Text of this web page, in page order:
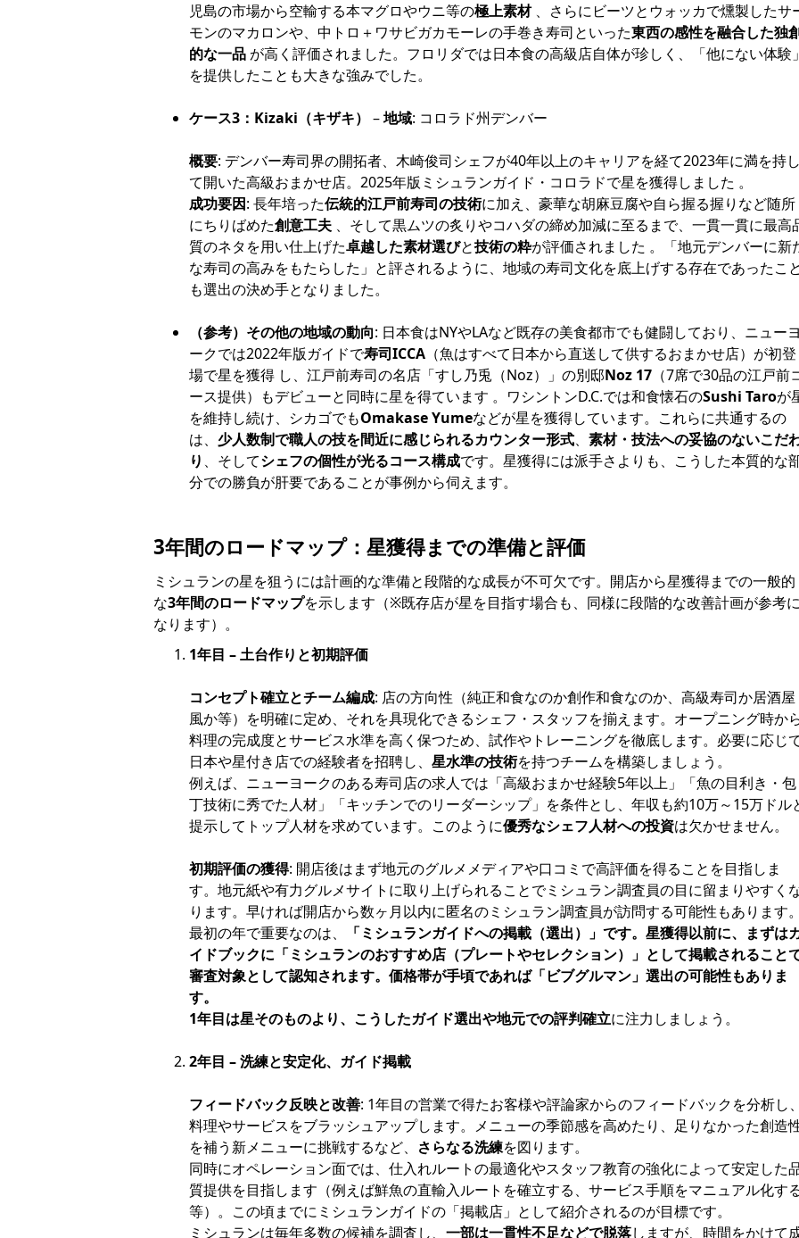
児島の市場から空輸する本マグロやウニ等の極上素材、さらにビーツとウォッカで燻製したサ
モンのマカロンや、中トロ＋ワサビガカモーレの手巻き寿司といった東西の感性を融合した独
的な一品 が高く評価されました。フロリダでは日本食の高級店自体が珍しく、「他にない体験」
を提供したことも大きな強みでした。
ケース3：Kizaki（キザキ） –地域: コロラド州デンバー
概要: デンバー寿司界の開拓者、木崎俊司シェフが40年以上のキャリアを経て2023年に満を持し
て開いた高級おまかせ店。2025年版ミシュランガイド・コロラドで星を獲得しました 。
成功要因: 長年培った伝統的江戸前寿司の技術に加え、豪華な胡麻豆腐や自ら握る握りなど随所
にちりばめた創意工夫 、そして黒ムツの炙りやコハダの締め加減に至るまで、一貫一貫に最高
質のネタを用い仕上げた卓越した素材選びと技術の粋が評価されました 。「地元デンバーに新
な寿司の高みをもたらした」と評されるように、地域の寿司文化を底上げする存在であったこと
も選出の決め手となりました。
（参考）その他の地域の動向: 日本食はNYやLAなど既存の美食都市でも健闘しており、ニューヨ
ークでは2022年版ガイドで寿司ICCA （魚はすべて日本から直送して供するおまかせ店）が初登
場で星を獲得 し、江戸前寿司の名店「すし乃兎（Noz）」の別邸Noz 17 （7席で30品の江戸前
ース提供）もデビューと同時に星を得ています 。ワシントンD.C.では和食懐石のSushi Taroが
を維持し続け、シカゴでもOmakase Yumeなどが星を獲得しています。これらに共通するの
は、 少人数制で職人の技を間近に感じられるカウンター形式、 素材・技法への妥協のないこだ
り 、そしてシェフの個性が光るコース構成です。星獲得には派手さよりも、こうした本質的な
分での勝負が肝要であることが事例から伺えます。
3年間のロードマップ：星獲得までの準備と評価
ミシュランの星を狙うには計画的な準備と段階的な成長が不可欠です。開店から星獲得までの一般的
な3年間のロードマップを示します（※既存店が星を目指す場合も、同様に段階的な改善計画が参考に
なります）。
1年目 – 土台作りと初期評価
コンセプト確立とチーム編成: 店の方向性（純正和食なのか創作和食なのか、高級寿司か居酒屋
風か等）を明確に定め、それを具現化できるシェフ・スタッフを揃えます。オープニング時か
料理の完成度とサービス水準を高く保つため、試作やトレーニングを徹底します。必要に応じ
日本や星付き店での経験者を招聘し、 星水準の技術を持つチームを構築しましょう。
例えば、ニューヨークのある寿司店の求人では「高級おまかせ経験5年以上」「魚の目利き・包
丁技術に秀でた人材」「キッチンでのリーダーシップ」を条件とし、年収も約10万～15万ドル
提示してトップ人材を求めています。このように優秀なシェフ人材への投資は欠かせません。
初期評価の獲得: 開店後はまず地元のグルメメディアや口コミで高評価を得ることを目指しま
す。地元紙や有力グルメサイトに取り上げられることでミシュラン調査員の目に留まりやすく
ります。早ければ開店から数ヶ月以内に匿名のミシュラン調査員が訪問する可能性もあります。
最初の年で重要なのは、
「ミシュランガイドへの掲載（選出）」です。星獲得以前に、まずは
イドブックに「ミシュランのおすすめ店（プレートやセレクション）」として掲載されること
審査対象として認知されます。価格帯が手頃であれば「ビブグルマン」選出の可能性もありま
す。
1年目は星そのものより、こうしたガイド選出や地元での評判確立に注力しましょう。
2年目 – 洗練と安定化、ガイド掲載
フィードバック反映と改善: 1年目の営業で得たお客様や評論家からのフィードバックを分析し、
料理やサービスをブラッシュアップします。メニューの季節感を高めたり、足りなかった創造
を補う新メニューに挑戦するなど、 さらなる洗練を図ります。
同時にオペレーション面では、仕入れルートの最適化やスタッフ教育の強化によって安定した
質提供を目指します（例えば鮮魚の直輸入ルートを確立する、サービス手順をマニュアル化す
等）。この頃までにミシュランガイドの「掲載店」として紹介されるのが目標です。
ミシュランは毎年多数の候補を調査し、 一部は一貫性不足などで脱落しますが、時間をかけて